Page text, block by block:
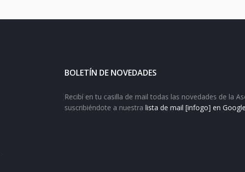
BOLETÍN DE NOVEDADES
Recibí en tu casilla de mail todas las novedades de la
suscribiéndote a nuestra lista de mail [infogo] en